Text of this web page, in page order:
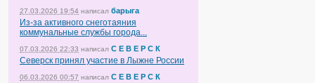
27.03.2026 19:54 написал барыга
Из-за активного снеготаяния
коммунальные службы города...
07.03.2026 22:33 написал С Е В Е Р С К
Северск принял участие в Лыжне России
06.03.2026 00:57 написал С Е В Е Р С К